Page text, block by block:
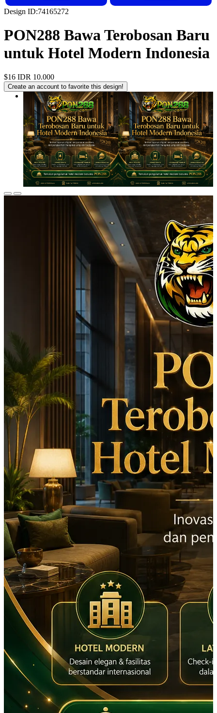
Design ID:74165272
PON288 Bawa Terobosan Baru
untuk Hotel Modern Indonesia
$16 IDR 10.000
Create an account to favorite this design!